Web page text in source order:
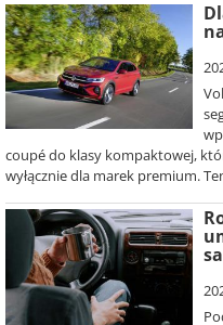
coupé do klasy kompaktowej,
wyłącznie dla marek premium.